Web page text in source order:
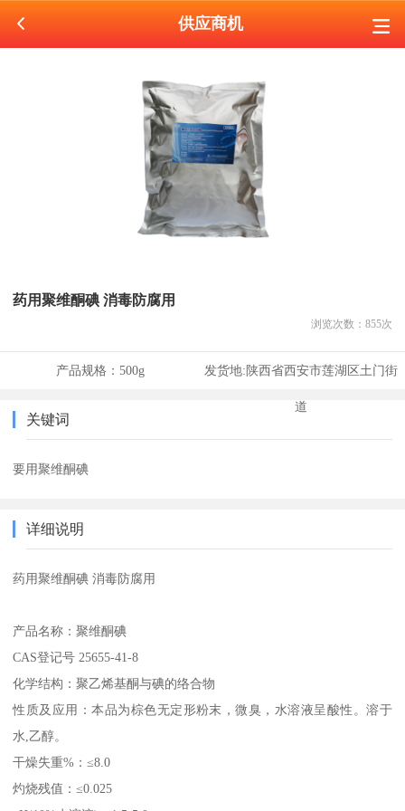
供应商机
药用聚维酮碘 消毒防腐用
浏览次数： 855次
产品规格： 500g 发货地:陕西省西安市莲湖区土门街
道
关键词
要用聚维酮碘
详细说明
药用聚维酮碘 消毒防腐用
产品名称：聚维酮碘
CAS登记号 25655-41-8
化学结构：聚乙烯基酮与碘的络合物
性质及应用：本品为棕色无定形粉末，微臭，水溶液呈酸性。溶于
水 ,乙醇。
干燥失重%：≤8.0
灼烧残值：≤0.025